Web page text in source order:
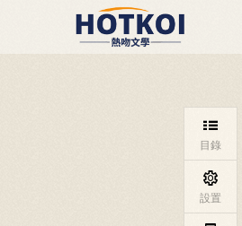

目錄

設置